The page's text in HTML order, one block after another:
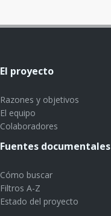
El proyecto
Razones y objetivos
El equipo
Colaboradores
Fuentes documentales
Cómo buscar
Filtros A-Z
Estado del proyecto